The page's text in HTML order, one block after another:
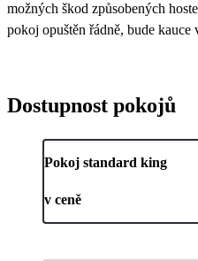
možných škod způsobených
pokoj opuštěn řádně, bude kauce
Dostupnost pokojů
Pokoj standard king
v ceně